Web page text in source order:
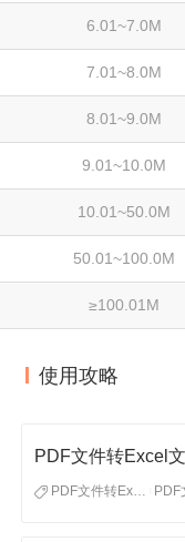
6.01~7.0M
7.01~8.0M
8.01~9.0M
9.01~10.0M
10.01~50.0M
50.01~100.0M
≥100.01M
使用攻略
PDF文件转Excel